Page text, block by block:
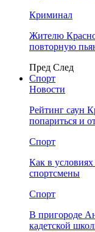
Криминал
Жителю
повторную
Пред След
Спорт
Новости
Рейтинг саун
попариться и
Спорт
Как в
спортсмены
Спорт
В пригороде
кадетской